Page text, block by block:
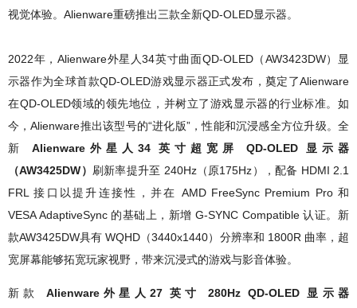
视觉体验。Alienware重磅推出三款全新QD-OLED显示器。
2022年，Alienware外星人34英寸曲面QD-OLED（AW3423DW）显
示器作为全球首款QD-OLED游戏显示器正式发布，奠定了Alienware
在QD-OLED领域的领先地位，并树立了游戏显示器的行业标准。如
今，Alienware推出该型号的“进化版”，性能和沉浸感全方位升级。全
新
Alienware外星人34 英寸超宽屏 QD-OLED 显示器
（AW3425DW） 刷新率提升至 240Hz（原175Hz），配备 HDMI 2.1
FRL 接口以提升连接性，并在 AMD FreeSync Premium Pro 和
VESA AdaptiveSync 的基础上，新增 G-SYNC Compatible 认证。新
款AW3425DW具有 WQHD（3440x1440）分辨率和 1800R 曲率，超
宽屏幕能够拓宽玩家视野，带来沉浸式的游戏与影音体验。
新款
Alienware外星人27 英寸 280Hz QD-OLED 显示器